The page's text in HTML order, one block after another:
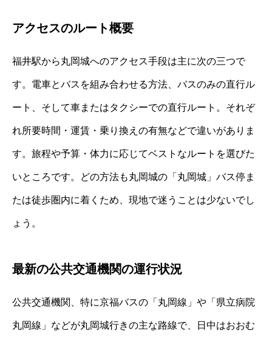
アクセスのルート概要
福井駅から丸岡城へのアクセス手段は主に次の三つで
す。電車とバスを組み合わせる方法、バスのみの直行ル
ート、そして車またはタクシーでの直行ルート。それぞ
れ所要時間・運賃・乗り換えの有無などで違いがありま
す。旅程や予算・体力に応じてベストなルートを選びた
いところです。どの方法も丸岡城の「丸岡城」バス停ま
たは徒歩圏内に着くため、現地で迷うことは少ないでし
ょう。
最新の公共交通機関の運行状況
公共交通機関、特に京福バスの「丸岡線」や「県立病院
丸岡線」などが丸岡城行きの主な路線で、日中はおおむ